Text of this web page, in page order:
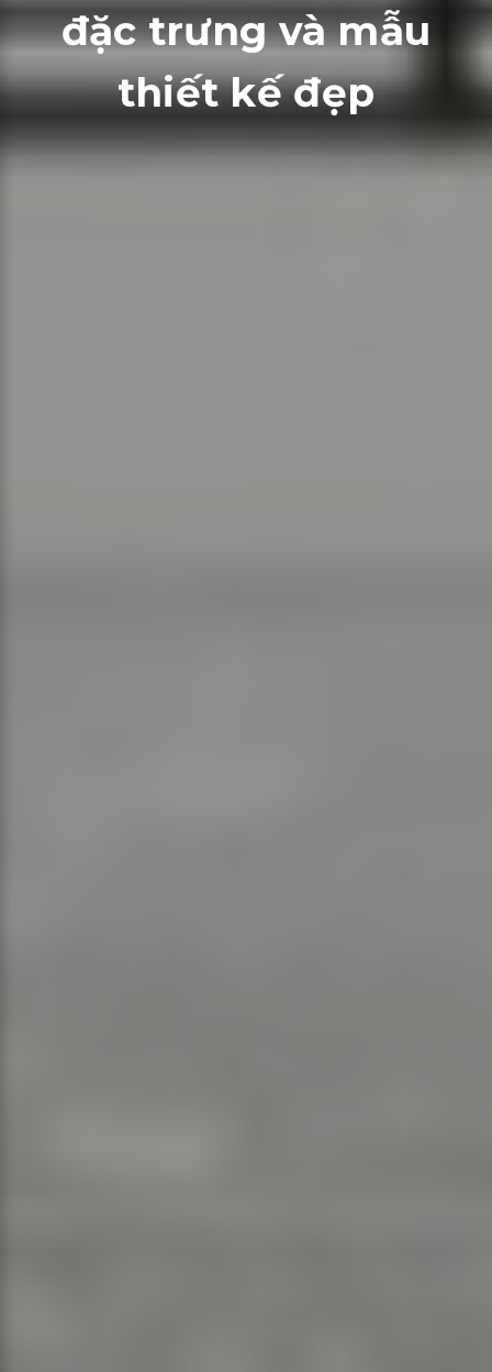
đặc trưng và mẫu
thiết kế đẹp